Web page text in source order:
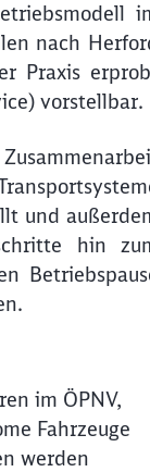
nach
Praxis
vorstellbar.
und
hin
im ÖPNV,
Fahrzeuge
werden
Weiter